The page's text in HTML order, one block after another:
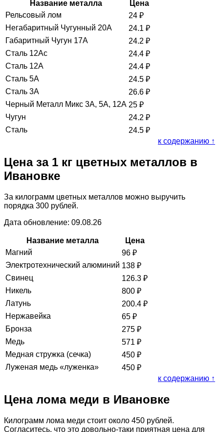
Название металла
Цена
Рельсовый лом
24 ₽
Негабаритный Чугунный 20А
24.1 ₽
Габаритный Чугун 17А
24.2 ₽
Сталь 12Ас
24.4 ₽
Сталь 12А
24.4 ₽
Сталь 5А
24.5 ₽
Сталь 3А
26.6 ₽
Черный Металл Микс 3А, 5А, 12А 25 ₽
Чугун
24.2 ₽
Сталь
24.5 ₽
к содержанию ↑
Цена за 1 кг цветных металлов в
Ивановке
За килограмм цветных металлов можно выручить
порядка 300 рублей.
Дата обновление: 09.08.26
Название металла
Цена
Магний
96 ₽
Электротехнический алюминий 138 ₽
Свинец
126.3 ₽
Никель
800 ₽
Латунь
200.4 ₽
Нержавейка
65 ₽
Бронза
275 ₽
Медь
571 ₽
Медная стружка (сечка)
450 ₽
Луженая медь «луженка»
450 ₽
к содержанию ↑
Цена лома меди в Ивановке
Килограмм лома меди стоит около 450 рублей.
Согласитесь, что это довольно-таки приятная цена для